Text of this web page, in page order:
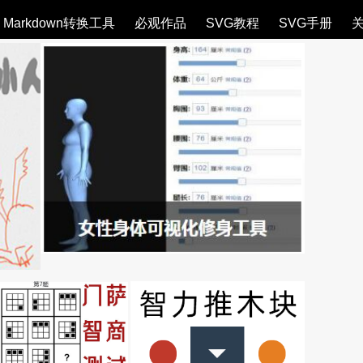
Markdown转换工具 必观作品 SVG教程 SVG手册